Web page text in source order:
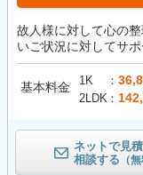
故人様に対して心の
いご状況に対してサ
基本料金 1K
2LDK
ネットで見積
相談する （無